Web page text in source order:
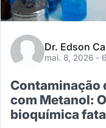
Dr. Edson
mai. 8, 2026 -
Contaminação
com Metanol:
bioquímica